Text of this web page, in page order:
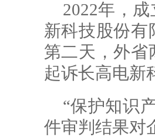
2022年，
新科技股份有
第二天，外省
起诉长高电新
“保护知识
件审判结果对